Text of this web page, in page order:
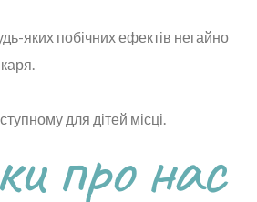
яких побічних ефектів негайно
для дітей місці.
про нас